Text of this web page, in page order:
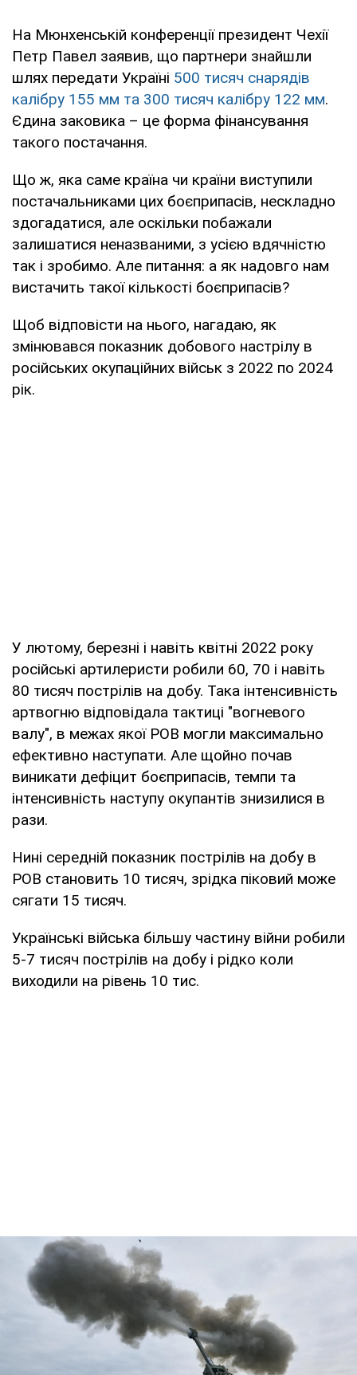
На Мюнхенській конференції президент Чехії
Петр Павел заявив, що партнери знайшли
шлях передати Україні 500 тисяч снарядів
калібру 155 мм та 300 тисяч калібру 122 мм.
Єдина заковика – це форма фінансування
такого постачання.
Що ж, яка саме країна чи країни виступили
постачальниками цих боєприпасів, нескладно
здогадатися, але оскільки побажали
залишатися неназваними, з усією вдячністю
так і зробимо. Але питання: а як надовго нам
вистачить такої кількості боєприпасів?
Щоб відповісти на нього, нагадаю, як
змінювався показник добового настрілу в
російських окупаційних військ з 2022 по 2024
рік.
У лютому, березні і навіть квітні 2022 року
російські артилеристи робили 60, 70 і навіть
80 тисяч пострілів на добу. Така інтенсивність
артвогню відповідала тактиці "вогневого
валу", в межах якої РОВ могли максимально
ефективно наступати. Але щойно почав
виникати дефіцит боєприпасів, темпи та
інтенсивність наступу окупантів знизилися в
рази.
Нині середній показник пострілів на добу в
РОВ становить 10 тисяч, зрідка піковий може
сягати 15 тисяч.
Українські війська більшу частину війни робили
5-7 тисяч пострілів на добу і рідко коли
виходили на рівень 10 тис.